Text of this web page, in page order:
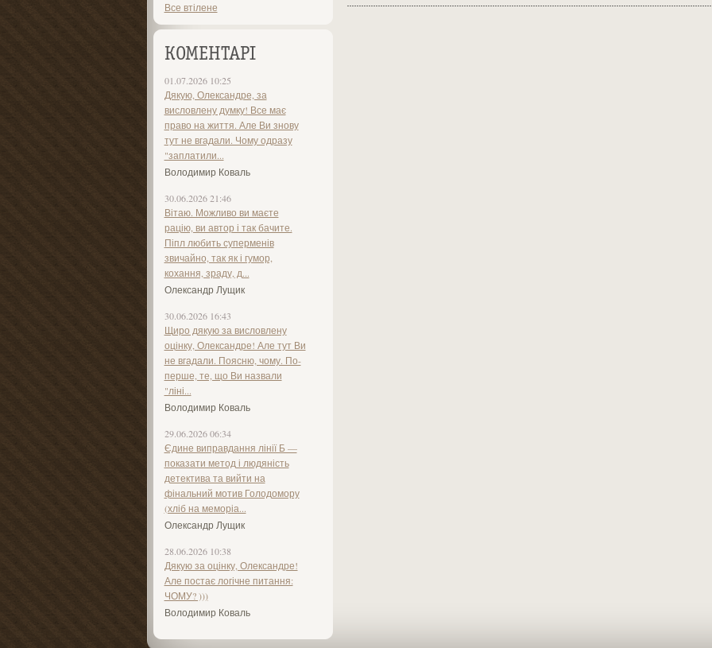
Все втілене
КОМЕНТАРІ
01.07.2026 10:25
Дякую, Олександре, за
висловлену думку! Все має
право на життя. Але Ви знову
тут не вгадали. Чому одразу
"заплатили...
Володимир Коваль
30.06.2026 21:46
Вітаю. Можливо ви маєте
рацію, ви автор і так бачите.
Піпл любить суперменів
звичайно, так як і гумор,
кохання, зраду, д...
Олександр Лущик
30.06.2026 16:43
Щиро дякую за висловлену
оцінку, Олександре! Але тут Ви
не вгадали. Поясню, чому. По-
перше, те, що Ви назвали
"ліні...
Володимир Коваль
29.06.2026 06:34
Єдине виправдання лінії Б —
показати метод і людяність
детектива та вийти на
фінальний мотив Голодомору
(хліб на меморіа...
Олександр Лущик
28.06.2026 10:38
Дякую за оцінку, Олександре!
Але постає логічне питання:
ЧОМУ? )))
Володимир Коваль